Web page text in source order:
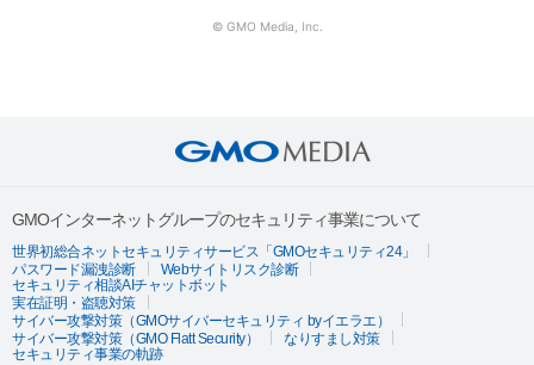
© GMO Media, Inc.
GMOインターネットグループのセキュリティ事業について
世界初総合ネットセキュリティサービス「GMOセキュリティ24」
パスワード漏洩診断
Webサイトリスク診断
セキュリティ相談AIチャットボット
実在証明・盗聴対策
サイバー攻撃対策（GMOサイバーセキュリティ byイエラエ）
サイバー攻撃対策（GMO Flatt Security）
なりすまし対策
セキュリティ事業の軌跡